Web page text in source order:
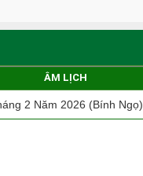
ÂM LỊCH
2 Năm 2026 (Bính Ngọ)